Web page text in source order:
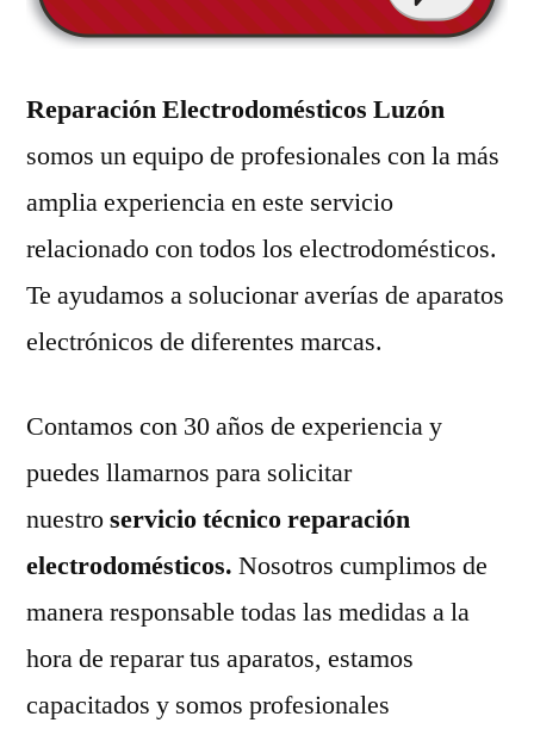
Reparación Electrodomésticos Luzón
somos un equipo de profesionales con la más
amplia experiencia en este servicio
relacionado con todos los electrodomésticos.
Te ayudamos a solucionar averías de aparatos
electrónicos de diferentes marcas.
Contamos con 30 años de experiencia y
puedes llamarnos para solicitar
nuestroservicio técnico reparación
electrodomésticos. Nosotros cumplimos de
manera responsable todas las medidas a la
hora de reparar tus aparatos, estamos
capacitados y somos profesionales